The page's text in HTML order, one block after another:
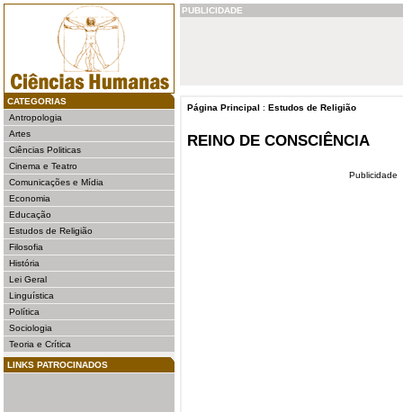
CATEGORIAS
Antropologia
Artes
Ciências Politicas
Cinema e Teatro
Comunicações e Mídia
Economia
Educação
Estudos de Religião
Filosofia
História
Lei Geral
Linguística
Política
Sociologia
Teoria e Crítica
LINKS PATROCINADOS
PUBLICIDADE
Página Principal : Estudos de Religião
REINO DE CONSCIÊNCIA
Publicidade